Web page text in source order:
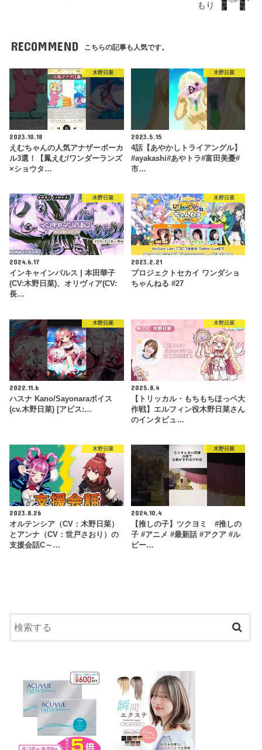
もり
RECOMMEND こちらの記事も人気です。
木野日菜
2023.10.18
えむちゃんの人気アナザーボーカ
ル3選！【鳳えむ/ワンダーランズ
×ショウタ…
木野日菜
2023.5.15
4話【あやかしトライアングル】
#ayakashi#あやトラ#富田美憂#
市…
木野日菜
2024.6.17
インキャインパルス | 本田華子
(CV:木野日菜)、オリヴィア(CV:
長…
木野日菜
2023.2.21
プロジェクトセカイ ワンダショ
ちゃんねる #27
木野日菜
2022.11.6
ハスナ Kano/Sayonaraボイス
(cv.木野日菜) [アビス:…
木野日菜
2025.8.4
【トリッカル・もちもちほっペ大
作戦】エルフィン役木野日菜さん
のインタビュ…
木野日菜
2023.8.26
オルテンシア（CV：木野日菜）
とアンナ（CV：世戸さおり）の
支援会話C～…
木野日菜
2024.10.4
【推しの子】ツクヨミ #推しの
子 #アニメ #最新話 #アクア #ル
ビー…